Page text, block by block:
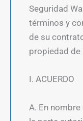
Seguridad
términos y
de su
propiedad de
I. ACUERDO
A. En nombre